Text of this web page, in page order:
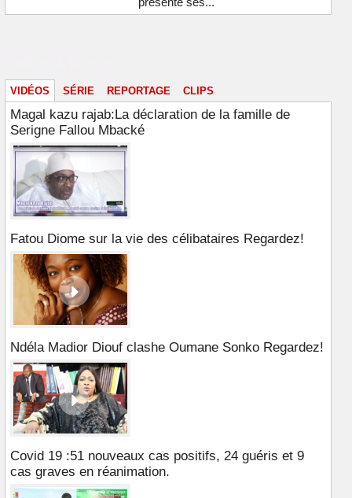
VIDÉOS SÉRIE REPORTAGE CLIPS
Magal kazu rajab:La déclaration de la famille de
Serigne Fallou Mbacké
Fatou Diome sur la vie des célibataires Regardez!
Ndéla Madior Diouf clashe Oumane Sonko Regardez!
Covid 19 :51 nouveaux cas positifs, 24 guéris et 9
cas graves en réanimation.